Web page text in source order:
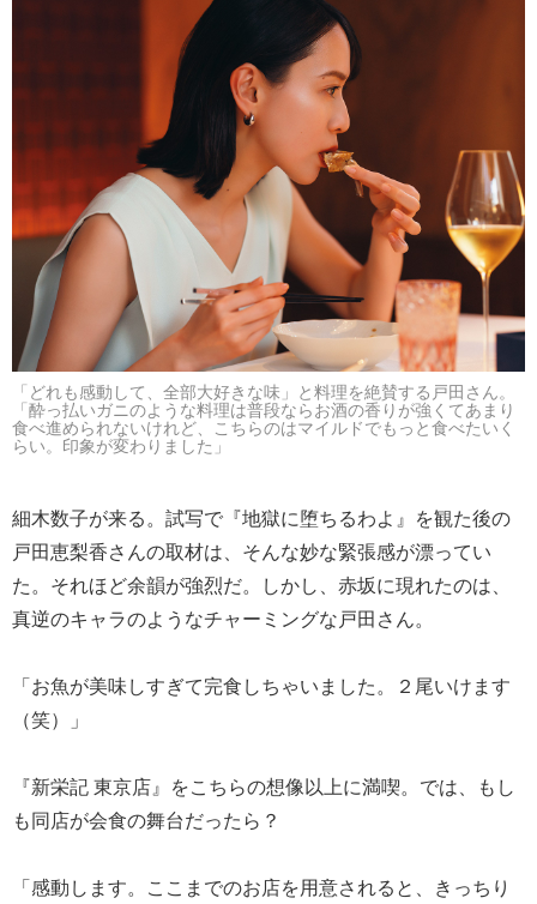
「どれも感動して、全部大好きな味」と料理を絶賛する戸田さん。
「酔っ払いガニのような料理は普段ならお酒の香りが強くてあまり
食べ進められないけれど、こちらのはマイルドでもっと食べたいく
らい。印象が変わりました」
細木数子が来る。試写で『地獄に堕ちるわよ』を観た後の
戸田恵梨香さんの取材は、そんな妙な緊張感が漂ってい
た。それほど余韻が強烈だ。しかし、赤坂に現れたのは、
真逆のキャラのようなチャーミングな戸田さん。
「お魚が美味しすぎて完食しちゃいました。２尾いけます
（笑）」
『新栄記 東京店』をこちらの想像以上に満喫。では、もし
も同店が会食の舞台だったら？
「感動します。ここまでのお店を用意されると、きっちり